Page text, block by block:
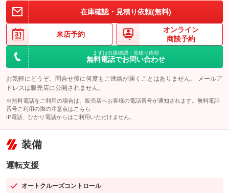
在庫確認・見積り依頼(無料)
来店予約
オンライン
商談予約
まずは在庫確認・見積り依頼
無料電話でお問い合わせ
お気軽にどうぞ。問合せ後に何度もご連絡が届くことはありません。 メールア
ドレスは販売店に公開されません。
※無料電話をご利用の場合は、販売店へお客様の電話番号が通知されます。無料電話
番号ご利用の際の注意点は こちら
IP電話、ひかり電話からはご利用いただけません。
装備
運転支援
オートクルーズコントロール
：装備あり